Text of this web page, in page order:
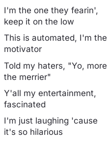
I'm the one they fearin',
keep it on the low
This is automated, I'm the
motivator
Told my haters, "Yo, more
the merrier"
Y'all my entertainment,
fascinated
I'm just laughing 'cause
it's so hilarious